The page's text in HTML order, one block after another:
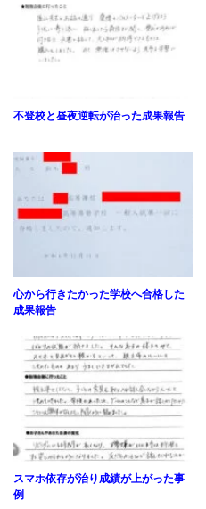
不登校と昼夜逆転が治った成果報告
心から行きたかった学校へ合格した
成果報告
スマホ依存が治り成績が上がった事
例